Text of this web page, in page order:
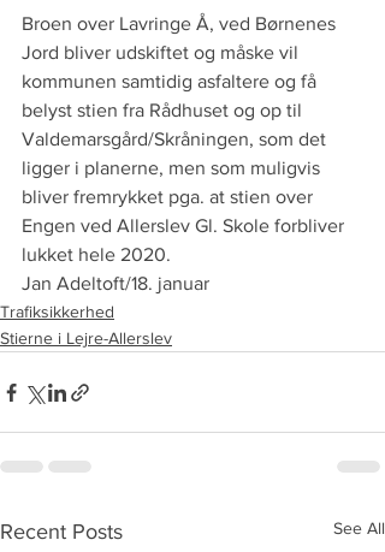
Broen over Lavringe Å, ved Børnenes
Jord bliver udskiftet og måske vil
kommunen samtidig asfaltere og få
belyst stien fra Rådhuset og op til
Valdemarsgård/Skråningen, som det
ligger i planerne, men som muligvis
bliver fremrykket pga. at stien over
Engen ved Allerslev Gl. Skole forbliver
lukket hele 2020.
Jan Adeltoft/18. januar
Trafiksikkerhed
Stierne i Lejre-Allerslev
Recent Posts See All